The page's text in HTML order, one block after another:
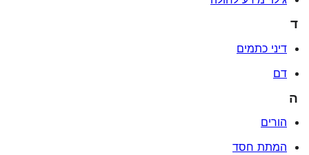
ד
דיני כתמים
דם
ה
הורים
המתת חסד